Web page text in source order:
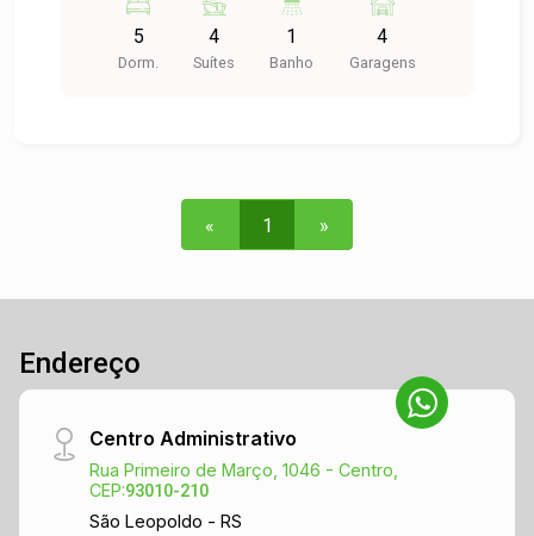
completa o imóvel são os espaços que garantem
bons momentos com você e sua e de sua família
como: salão de festas, fitness, piscina e
5
Dorm.
4
Suítes
1
Banho
4
Garagens
« 1 »
Endereço
Centro Administrativo
Rua Primeiro de Março, 1046 - Centro,
CEP:93010-210
São Leopoldo - RS